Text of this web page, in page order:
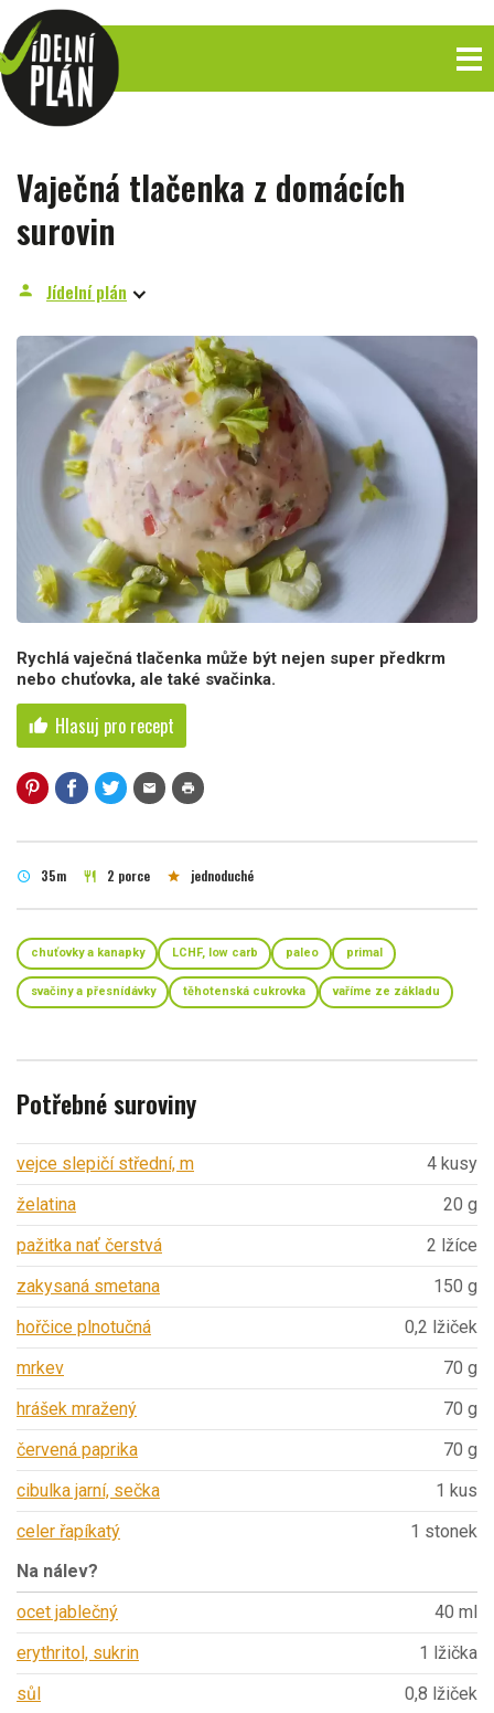
Vaječná tlačenka z domácích
surovin
person Jídelní plán
Rychlá vaječná tlačenka může být nejen super předkrm
nebo chuťovka, ale také svačinka.
thumb_up Hlasuj pro recept
mail print
schedule 35m restaurant 2 porce star jednoduché
chuťovky a kanapky LCHF, low carb paleo primal
svačiny a přesnídávky těhotenská cukrovka vaříme ze základu
Potřebné suroviny
vejce slepičí střední, m
4 kusy
želatina
20 g
pažitka nať čerstvá
2 lžíce
zakysaná smetana
150 g
hořčice plnotučná
0,2 lžiček
mrkev
70 g
hrášek mražený
70 g
červená paprika
70 g
cibulka jarní, sečka
1 kus
celer řapíkatý
1 stonek
Na nálev?
ocet jablečný
40 ml
erythritol, sukrin
1 lžička
sůl
0,8 lžiček